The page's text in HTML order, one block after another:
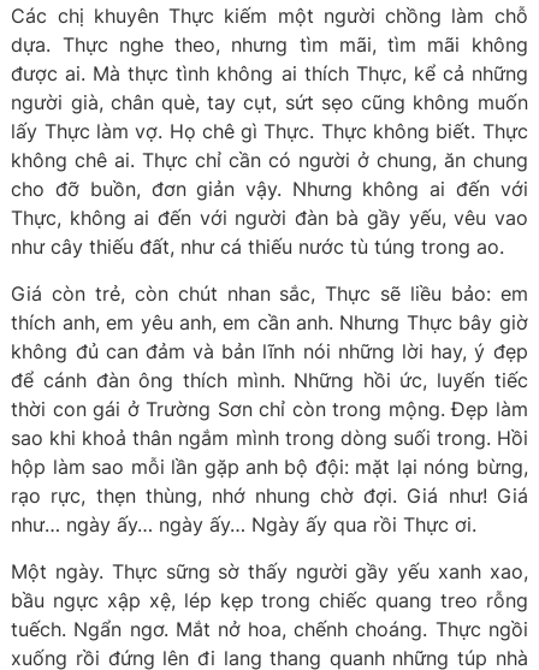
Các chị khuyên Thực kiếm một người chồng làm chỗ
dựa. Thực nghe theo, nhưng tìm mãi, tìm mãi không
được ai. Mà thực tình không ai thích Thực, kể cả những
người già, chân què, tay cụt, sứt sẹo cũng không muốn
lấy Thực làm vợ. Họ chê gì Thực. Thực không biết. Thực
không chê ai. Thực chỉ cần có người ở chung, ăn chung
cho đỡ buồn, đơn giản vậy. Nhưng không ai đến với
Thực, không ai đến với người đàn bà gầy yếu, vêu vao
như cây thiếu đất, như cá thiếu nước tù túng trong ao.
Giá còn trẻ, còn chút nhan sắc, Thực sẽ liều bảo: em
thích anh, em yêu anh, em cần anh. Nhưng Thực bây giờ
không đủ can đảm và bản lĩnh nói những lời hay, ý đẹp
để cánh đàn ông thích mình. Những hồi ức, luyến tiếc
thời con gái ở Trường Sơn chỉ còn trong mộng. Đẹp làm
sao khi khoả thân ngắm mình trong dòng suối trong. Hồi
hộp làm sao mỗi lần gặp anh bộ đội: mặt lại nóng bừng,
rạo rực, thẹn thùng, nhớ nhung chờ đợi. Giá như! Giá
như… ngày ấy… ngày ấy… Ngày ấy qua rồi Thực ơi.
Một ngày. Thực sững sờ thấy người gầy yếu xanh xao,
bầu ngực xập xệ, lép kẹp trong chiếc quang treo rỗng
tuếch. Ngẩn ngơ. Mắt nở hoa, chếnh choáng. Thực ngồi
xuống rồi đứng lên đi lang thang quanh những túp nhà